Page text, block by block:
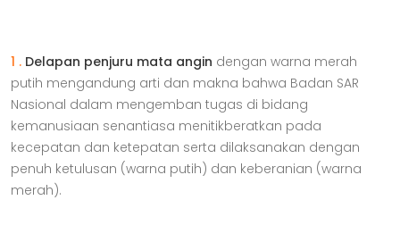
1 . Delapan penjuru mata angin dengan warna merah
putih mengandung arti dan makna bahwa Badan SAR
Nasional dalam mengemban tugas di bidang
kemanusiaan senantiasa menitikberatkan pada
kecepatan dan ketepatan serta dilaksanakan dengan
penuh ketulusan (warna putih) dan keberanian (warna
merah).